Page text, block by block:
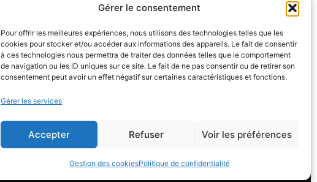
Gérer le consentement
Pour offrir les meilleures expériences, nous utilisons des technologies telles que les
cookies pour stocker et/ou accéder aux informations des appareils. Le fait de consentir
à ces technologies nous permettra de traiter des données telles que le comportement
de navigation ou les ID uniques sur ce site. Le fait de ne pas consentir ou de retirer son
consentement peut avoir un effet négatif sur certaines caractéristiques et fonctions.
Gérer les services
Accepter Refuser Voir les préférences
Gestion des cookiesPolitique de confidentialité